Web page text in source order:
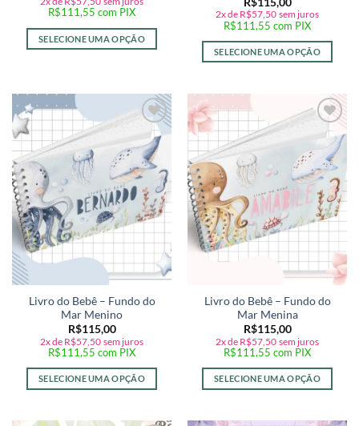
R$111,55 com PIX
SELECIONE UMA OPÇÃO
2x de R$57,50 sem juros
R$111,55 com PIX
SELECIONE UMA OPÇÃO
Adicionar
a lista de
desejos
Livro do Bebê – Fundo do
Mar Menino
R$115,00
2x de R$57,50 sem juros
R$111,55 com PIX
SELECIONE UMA OPÇÃO
Adicionar
desejos
Livro do Bebê – Fundo do
Mar Menina
R$115,00
2x de R$57,50 sem juros
R$111,55 com PIX
SELECIONE UMA OPÇÃO